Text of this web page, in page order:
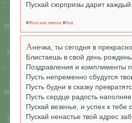
Пускай сюрпризы дарит каждый
#Женские имена #Аня
Анечка, ты сегодня в
Блистаешь в свой день
Поздравления и комплименты
Пусть непременно сбудутся
Пусть будни в сказку
Пусть сердце радость
Пускай везенье, и успех к тебе
Пускай ненастье твой адрес